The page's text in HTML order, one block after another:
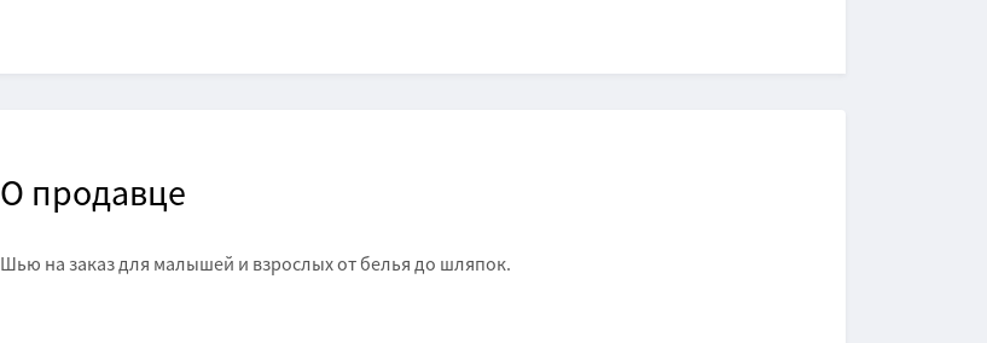
О продавце
Шью на заказ для малышей и взрослых от белья до шляпок.